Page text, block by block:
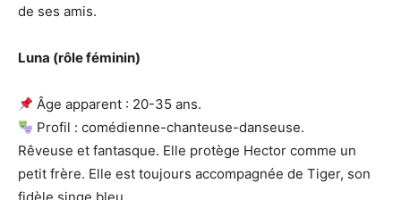
de ses amis.
Luna (rôle féminin)
Âge apparent : 20-35 ans.
Profil : comédienne-chanteuse-danseuse.
Rêveuse et fantasque. Elle protège Hector comme un
petit frère. Elle est toujours accompagnée de Tiger, son